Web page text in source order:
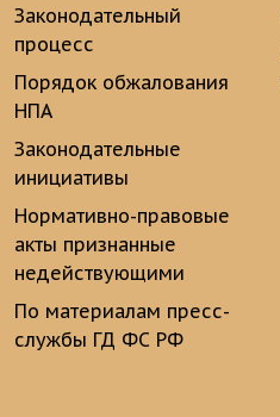
Законодательный
процесс
Порядок обжалования
НПА
Законодательные
инициативы
Нормативно-правовые
акты признанные
недействующими
По материалам пресс-
службы ГД ФС РФ